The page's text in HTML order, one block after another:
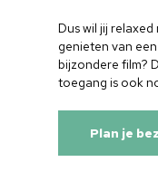
Dus wil jij
genieten van
bijzondere film?
toegang is ook
Plan je